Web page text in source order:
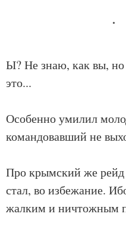
Ы? Не знаю, как вы, но
это...
Особенно умилил
командовавший не
Про крымский же рейд
стал, во избежание.
жалким и ничтожным